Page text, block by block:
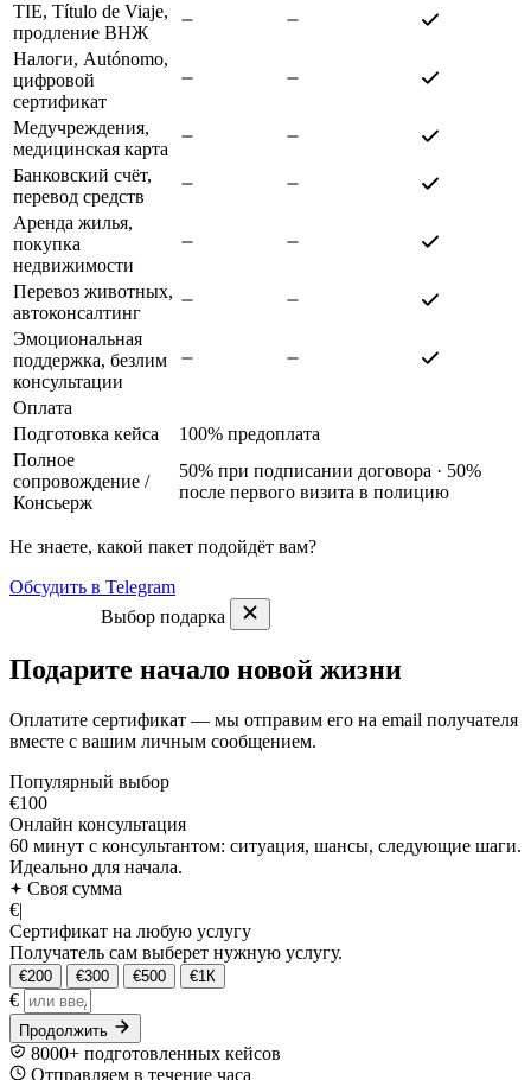
TIE, Título de Viaje,
продление ВНЖ
Налоги, Autónomo,
цифровой
сертификат
Медучреждения,
медицинская карта
Банковский счёт,
перевод средств
Аренда жилья,
покупка
недвижимости
Перевоз животных,
автоконсалтинг
Эмоциональная
поддержка, безлим
консультации
Оплата
Подготовка кейса
100% предоплата
Полное
сопровождение /
Консьерж
50% при подписании договора · 50%
после первого визита в полицию
Не знаете, какой пакет подойдёт вам?
Обсудить в Telegram
Выбор подарка
Подарите начало новой жизни
Оплатите сертификат — мы отправим его на email получателя
вместе с вашим личным сообщением.
Популярный выбор
€100
Онлайн консультация
60 минут с консультантом: ситуация, шансы, следующие шаги.
Идеально для начала.
Своя сумма
€|
Сертификат на любую услугу
Получатель сам выберет нужную услугу.
€200 €300 €500 €1К
€
Продолжить
8000+ подготовленных кейсов
Отправляем в течение часа